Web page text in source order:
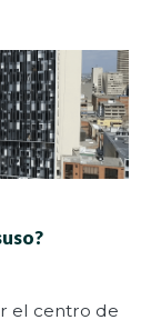
el centro de